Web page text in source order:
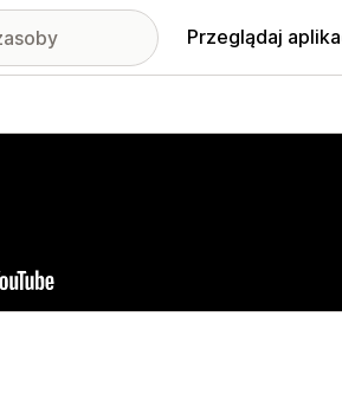
Przeglądaj